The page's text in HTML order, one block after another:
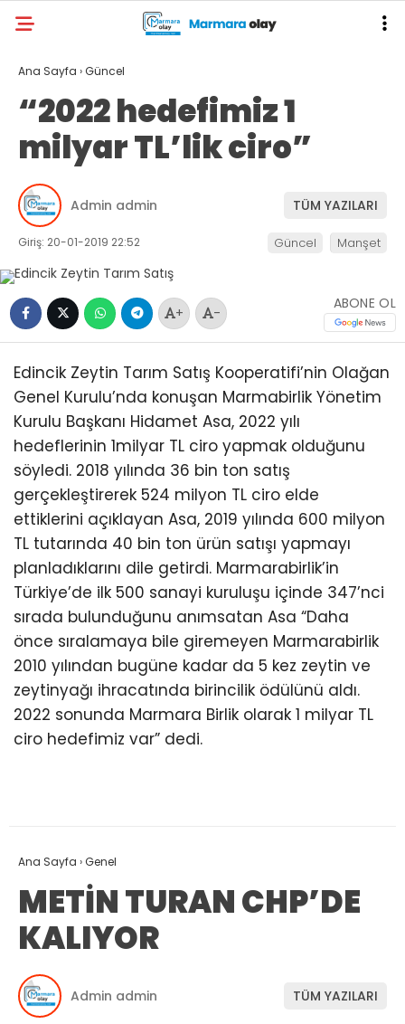
Ana Sayfa ›Güncel
“2022 hedefimiz 1
milyar TL’lik ciro”
Admin admin TÜM YAZILARI
Giriş: 20-01-2019 22:52 Güncel Manşet
+ -
ABONE OL
Edincik Zeytin Tarım Satış Kooperatifi’nin Olağan
Genel Kurulu’nda konuşan Marmabirlik Yönetim
Kurulu Başkanı Hidamet Asa, 2022 yılı
hedeflerinin 1milyar TL ciro yapmak olduğunu
söyledi. 2018 yılında 36 bin ton satış
gerçekleştirerek 524 milyon TL ciro elde
ettiklerini açıklayan Asa, 2019 yılında 600 milyon
TL tutarında 40 bin ton ürün satışı yapmayı
planladıklarını dile getirdi. Marmarabirlik’in
Türkiye’de ilk 500 sanayi kuruluşu içinde 347’nci
sırada bulunduğunu anımsatan Asa “Daha
önce sıralamaya bile giremeyen Marmarabirlik
2010 yılından bugüne kadar da 5 kez zeytin ve
zeytinyağı ihracatında birincilik ödülünü aldı.
2022 sonunda Marmara Birlik olarak 1 milyar TL
ciro hedefimiz var” dedi.
Ana Sayfa ›Genel
METİN TURAN CHP’DE
KALIYOR
Admin admin TÜM YAZILARI